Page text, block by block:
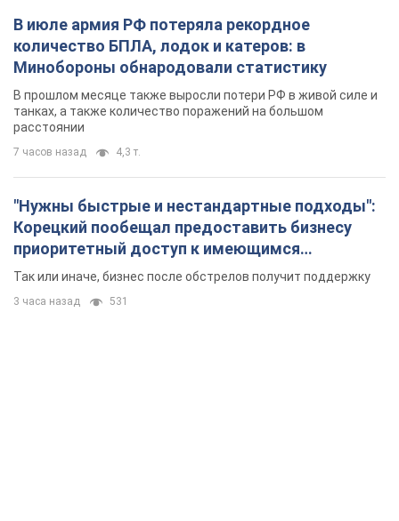
В июле армия РФ потеряла рекордное
количество БПЛА, лодок и катеров: в
Минобороны обнародовали статистику
В прошлом месяце также выросли потери РФ в живой силе и
танках, а также количество поражений на большом
расстоянии
7 часов назад 4,3 т.
"Нужны быстрые и нестандартные подходы":
Корецкий пообещал предоставить бизнесу
приоритетный доступ к имеющимся
складским помещениям
Так или иначе, бизнес после обстрелов получит поддержку
3 часа назад 531